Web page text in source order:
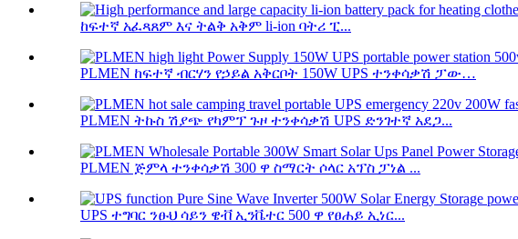
ከፍተኛ አፈጻጸም እና ትልቅ አቅም li-ion ባትሪ ፒ...
PLMEN ከፍተኛ ብርሃን የኃይል አቅርቦት 150W UPS ተንቀሳቃሽ ፓው…
PLMEN ትኩስ ሽያጭ የካምፕ ጉዞ ተንቀሳቃሽ UPS ድንገተኛ አደጋ...
PLMEN ጅምላ ተንቀሳቃሽ 300 ዋ ስማርት ሶላር አፕስ ፓነል ...
UPS ተግባር ንፁህ ሳይን ዌቭ ኢንቬተር 500 ዋ የፀሐይ ኢነር...